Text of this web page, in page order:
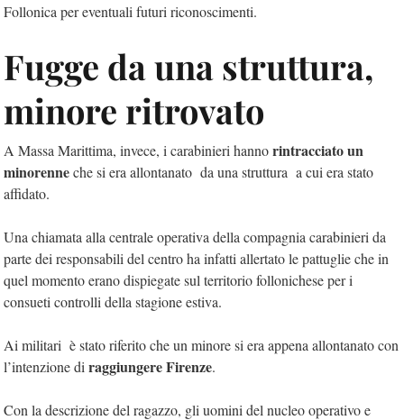
Follonica per eventuali futuri riconoscimenti.
Fugge da una struttura,
minore ritrovato
A Massa Marittima, invece, i carabinieri hannorintracciato un
minorenneche si era allontanato da una struttura a cui era stato
affidato.
Una chiamata alla centrale operativa della compagnia carabinieri da
parte dei responsabili del centro ha infatti allertato le pattuglie che in
quel momento erano dispiegate sul territorio follonichese per i
consueti controlli della stagione estiva.
Ai militari è stato riferito che un minore si era appena allontanato con
l’intenzione di raggiungere Firenze.
Con la descrizione del ragazzo, gli uomini del nucleo operativo e